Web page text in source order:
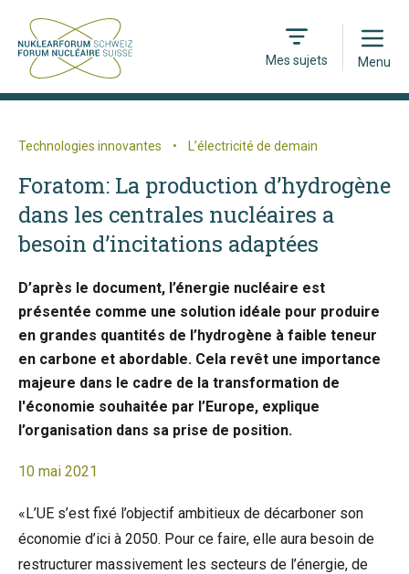
Mes sujets
Open
Menu
Technologies innovantes • L’électricité de demain
Foratom: La production d’hydrogène
dans les centrales nucléaires a
besoin d’incitations adaptées
D’après le document, l’énergie nucléaire est
présentée comme une solution idéale pour produire
en grandes quantités de l’hydrogène à faible teneur
en carbone et abordable. Cela revêt une importance
majeure dans le cadre de la transformation de
l'économie souhaitée par l’Europe, explique
l’organisation dans sa prise de position.
10 mai 2021
«L’UE s’est fixé l’objectif ambitieux de décarboner son
économie d’ici à 2050. Pour ce faire, elle aura besoin de
restructurer massivement les secteurs de l’énergie, de